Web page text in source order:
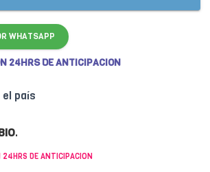
WHATSAPP
24HRS DE ANTICIPACION
país
.
24HRS DE ANTICIPACION